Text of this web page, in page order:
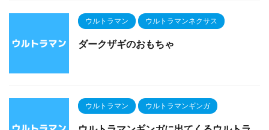
ウルトラマン ウルトラマンネクサス
ダークザギのおもちゃ
ウルトラマン ウルトラマンギンガ